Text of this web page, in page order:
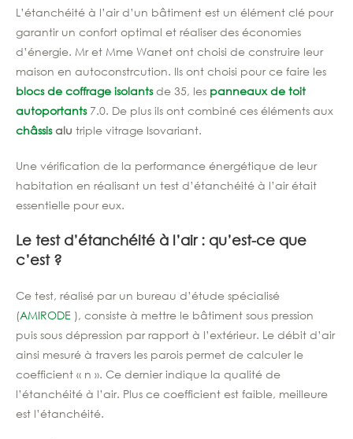
L’étanchéité à l’air d’un bâtiment est un élément clé pour
garantir un confort optimal et réaliser des économies
d’énergie. Mr et Mme Wanet ont choisi de construire leur
maison en autoconstrcution. Ils ont choisi pour ce faire les
blocs de coffrage isolantsde 35, les panneaux de toit
autoportants7.0. De plus ils ont combiné ces éléments aux
châssisalu triple vitrage Isovariant.
Une vérification de la performance énergétique de leur
habitation en réalisant un test d’étanchéité à l’air était
essentielle pour eux.
Le test d’étanchéité à l’air : qu’est-ce que
c’est ?
Ce test, réalisé par un bureau d’étude spécialisé
(AMIRODE ), consiste à mettre le bâtiment sous pression
puis sous dépression par rapport à l’extérieur. Le débit d’air
ainsi mesuré à travers les parois permet de calculer le
coefficient « n ». Ce dernier indique la qualité de
l’étanchéité à l’air. Plus ce coefficient est faible, meilleure
est l’étanchéité.